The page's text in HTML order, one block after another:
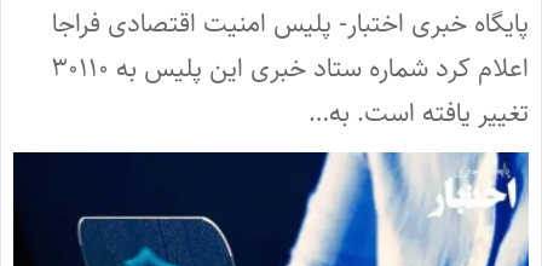
پایگاه خبری اختبار- پلیس امنیت اقتصادی فراجا
اعلام کرد شماره ستاد خبری این پلیس به ۳۰۱۱۰
تغییر یافته است. به…